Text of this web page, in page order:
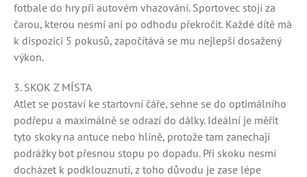
fotbale do hry při autovém vhazování. Sportovec stojí za
čarou, kterou nesmí ani po odhodu překročit. Každé dítě má
k dispozici 5 pokusů, započítává se mu nejlepší dosažený
výkon.
3. SKOK Z MÍSTA
Atlet se postaví ke startovní čáře, sehne se do optimálního
podřepu a maximálně se odrazí do dálky. Ideální je měřit
tyto skoky na antuce nebo hlíně, protože tam zanechají
podrážky bot přesnou stopu po dopadu. Při skoku nesmí
docházet k podklouznutí, z toho důvodu je zase lépe